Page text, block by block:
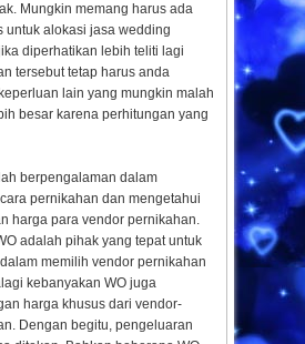
Mungkin memang harus ada
untuk alokasi jasa wedding
diperhatikan lebih teliti lagi
tersebut tetap harus anda
lain yang mungkin malah
besar karena perhitungan yang
berpengalaman dalam
pernikahan dan mengetahui
harga para vendor pernikahan.
adalah pihak yang tepat untuk
memilih vendor pernikahan
kebanyakan WO juga
harga khusus dari vendor-
Dengan begitu, pengeluaran